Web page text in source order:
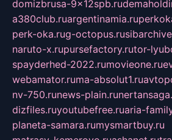
domizbrusa-9x12spb.ru
a380club.ruargentinamia.ru
perk-oka.rug-octopus.ru
naruto-x.rupursefactory.rutor-
spayderhed-2022.rumovieone.ru
webamator.ruma-absolut1.ru
nv-750.runews-plain.ru
dizfiles.ruyoutubefree.ruaria-
planeta-samara.rumysmartbuy.ru